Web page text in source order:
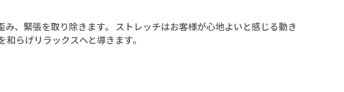
、緊張を取り除きます。 ストレッチはお客様が心地よいと感じる動き
らげリラックスへと導きます。